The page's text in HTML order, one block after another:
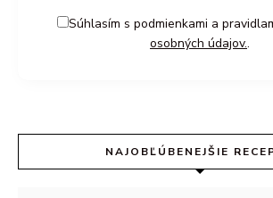
Súhlasím s podmienkami a
osobných údajov..
NAJOBĽÚBENEJŠIE